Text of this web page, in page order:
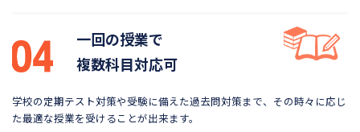
一回の授業で
複数科目対応可
学校の定期テスト対策や受験に備えた過去問対策まで、 その時々に応じ
た最適な授業を受けることが出来ます。